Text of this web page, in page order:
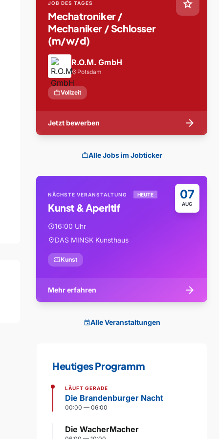
star
JOB DES TAGES
Mechatroniker /
Mechaniker / Schlosser
(m/w/d)
R.O.M. GmbH
location_on Potsdam
workVollzeit
Jetzt bewerben arrow_forward
workAlle Jobs im Jobticker
07
AUG
NÄCHSTE VERANSTALTUNG HEUTE
Kunst & Aperitif
schedule16:00 Uhr
location_onDAS MINSK Kunsthaus
confirmation_numberKunst
Mehr erfahren arrow_forward
eventAlle Veranstaltungen
Heutiges Programm
LÄUFT GERADE
Die Brandenburger Nacht
00:00 — 06:00
Die WacherMacher